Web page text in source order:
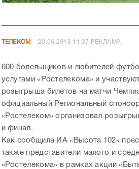
ТЕЛЕКОМ 20.06.2018 11:37 РЕКЛАМА
600 болельщиков и любителей
услугами «Ростелекома» и
розыгрыша билетов на матчи
официальный Региональный
«Ростелеком» организовал
и финал.
Как сообщила ИА «Высота 102»
также представители малого и
«Ростелекома» в рамках акции